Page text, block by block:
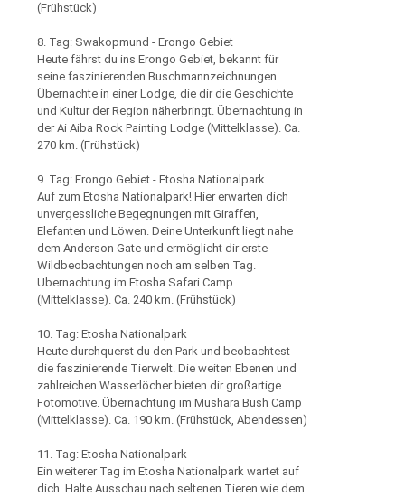
(Frühstück)
8. Tag: Swakopmund - Erongo Gebiet
Heute fährst du ins Erongo Gebiet, bekannt für
seine faszinierenden Buschmannzeichnungen.
Übernachte in einer Lodge, die dir die Geschichte
und Kultur der Region näherbringt. Übernachtung in
der Ai Aiba Rock Painting Lodge (Mittelklasse). Ca.
270 km. (Frühstück)
9. Tag: Erongo Gebiet - Etosha Nationalpark
Auf zum Etosha Nationalpark! Hier erwarten dich
unvergessliche Begegnungen mit Giraffen,
Elefanten und Löwen. Deine Unterkunft liegt nahe
dem Anderson Gate und ermöglicht dir erste
Wildbeobachtungen noch am selben Tag.
Übernachtung im Etosha Safari Camp
(Mittelklasse). Ca. 240 km. (Frühstück)
10. Tag: Etosha Nationalpark
Heute durchquerst du den Park und beobachtest
die faszinierende Tierwelt. Die weiten Ebenen und
zahlreichen Wasserlöcher bieten dir großartige
Fotomotive. Übernachtung im Mushara Bush Camp
(Mittelklasse). Ca. 190 km. (Frühstück, Abendessen)
11. Tag: Etosha Nationalpark
Ein weiterer Tag im Etosha Nationalpark wartet auf
dich. Halte Ausschau nach seltenen Tieren wie dem